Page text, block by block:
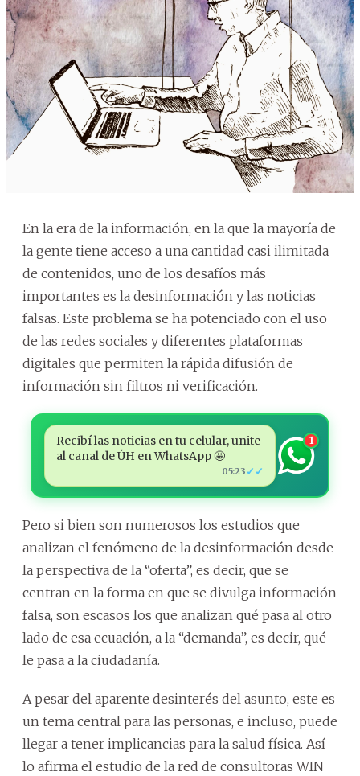
En la era de la información, en la que la mayoría de
la gente tiene acceso a una cantidad casi ilimitada
de contenidos, uno de los desafíos más
importantes es la desinformación y las noticias
falsas. Este problema se ha potenciado con el uso
de las redes sociales y diferentes plataformas
digitales que permiten la rápida difusión de
información sin filtros ni verificación.
Recibí las noticias en tu celular, unite
al canal de ÚH en WhatsApp 🤩
05:23 ✓✓
1
Pero si bien son numerosos los estudios que
analizan el fenómeno de la desinformación desde
la perspectiva de la “oferta”, es decir, que se
centran en la forma en que se divulga información
falsa, son escasos los que analizan qué pasa al otro
lado de esa ecuación, a la “demanda”, es decir, qué
le pasa a la ciudadanía.
A pesar del aparente desinterés del asunto, este es
un tema central para las personas, e incluso, puede
llegar a tener implicancias para la salud física. Así
lo afirma el estudio de la red de consultoras WIN